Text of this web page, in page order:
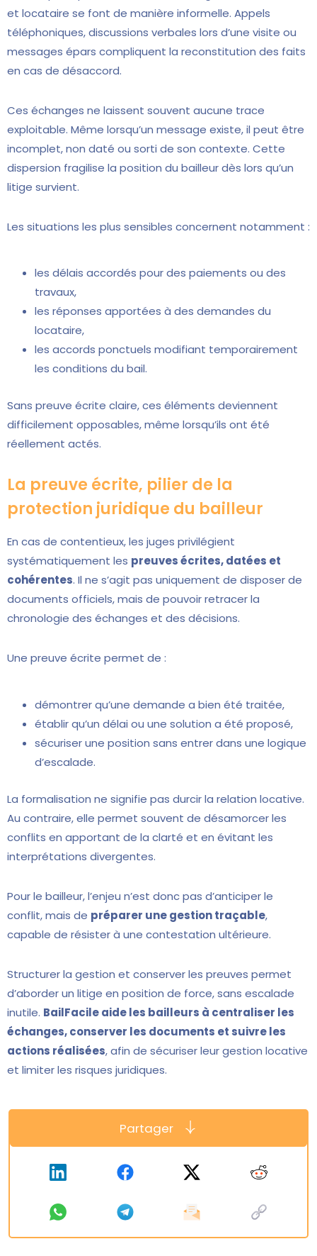
et locataire se font de manière informelle. Appels
téléphoniques, discussions verbales lors d’une visite ou
messages épars compliquent la reconstitution des faits
en cas de désaccord.
Ces échanges ne laissent souvent aucune trace
exploitable. Même lorsqu’un message existe, il peut être
incomplet, non daté ou sorti de son contexte. Cette
dispersion fragilise la position du bailleur dès lors qu’un
litige survient.
Les situations les plus sensibles concernent notamment :
les délais accordés pour des paiements ou des
travaux,
les réponses apportées à des demandes du
locataire,
les accords ponctuels modifiant temporairement
les conditions du bail.
Sans preuve écrite claire, ces éléments deviennent
difficilement opposables, même lorsqu’ils ont été
réellement actés.
La preuve écrite, pilier de la
protection juridique du bailleur
En cas de contentieux, les juges privilégient
systématiquement les preuves écrites, datées et
cohérentes. Il ne s’agit pas uniquement de disposer de
documents officiels, mais de pouvoir retracer la
chronologie des échanges et des décisions.
Une preuve écrite permet de :
démontrer qu’une demande a bien été traitée,
établir qu’un délai ou une solution a été proposé,
sécuriser une position sans entrer dans une logique
d’escalade.
La formalisation ne signifie pas durcir la relation locative.
Au contraire, elle permet souvent de désamorcer les
conflits en apportant de la clarté et en évitant les
interprétations divergentes.
Pour le bailleur, l’enjeu n’est donc pas d’anticiper le
conflit, mais de préparer une gestion traçable,
capable de résister à une contestation ultérieure.
Structurer la gestion et conserver les preuves permet
d’aborder un litige en position de force, sans escalade
inutile. BailFacile aide les bailleurs à centraliser les
échanges, conserver les documents et suivre les
actions réalisées, afin de sécuriser leur gestion locative
et limiter les risques juridiques.
Partager